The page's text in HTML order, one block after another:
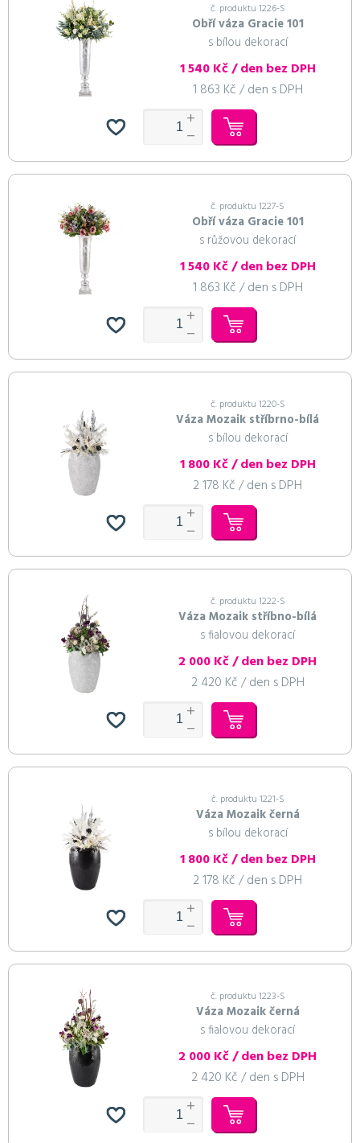
č. produktu 1226-S
Obří váza Gracie 101
s bílou dekorací
1 540 Kč / den bez DPH
1 863 Kč / den s DPH
č. produktu 1227-S
Obří váza Gracie 101
s růžovou dekorací
1 540 Kč / den bez DPH
1 863 Kč / den s DPH
č. produktu 1220-S
Váza Mozaik stříbrno-bílá
s bílou dekorací
1 800 Kč / den bez DPH
2 178 Kč / den s DPH
č. produktu 1222-S
Váza Mozaik stříbno-bílá
s fialovou dekorací
2 000 Kč / den bez DPH
2 420 Kč / den s DPH
č. produktu 1221-S
Váza Mozaik černá
s bílou dekorací
1 800 Kč / den bez DPH
2 178 Kč / den s DPH
č. produktu 1223-S
Váza Mozaik černá
s fialovou dekorací
2 000 Kč / den bez DPH
2 420 Kč / den s DPH